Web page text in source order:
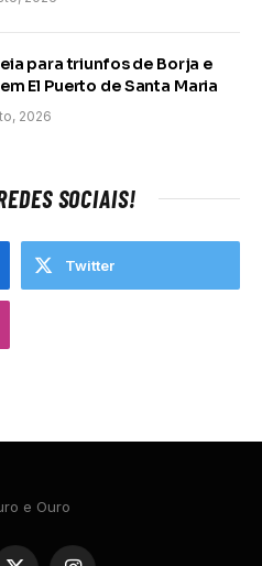
para triunfos de Borja e
El Puerto de Santa Maria
2026
SOCIAIS!
Twitter